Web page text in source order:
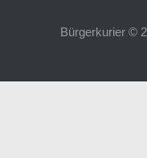
Bürgerkurier ©